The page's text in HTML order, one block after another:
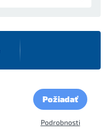
Požiadať
Podrobnosti